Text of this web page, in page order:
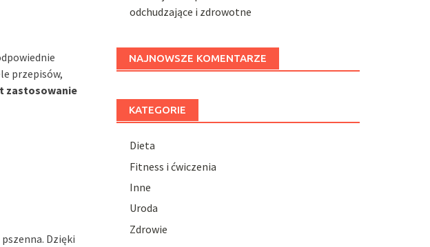
przepisów,
zastosowanie
Dzięki
odchudzające i zdrowotne
NAJNOWSZE KOMENTARZE
KATEGORIE
Dieta
Fitness i ćwiczenia
Inne
Uroda
Zdrowie